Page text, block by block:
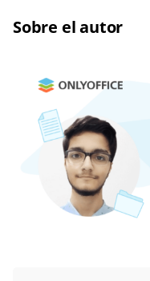
Sobre el autor